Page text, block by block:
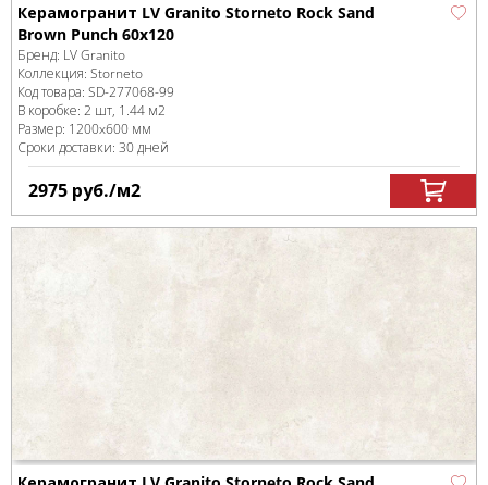
Керамогранит LV Granito Storneto Rock Sand
Brown Punch 60x120
Бренд: LV Granito
Коллекция: Storneto
Код товара: SD-277068-99
В коробке: 2 шт, 1.44 м2
Размер: 1200x600 мм
Сроки доставки: 30 дней
2975 руб./м2